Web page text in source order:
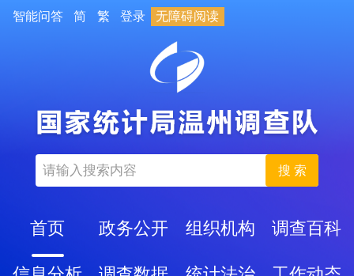
智能问答 简 繁 登录 无障碍阅读
搜 索
首页 政务公开 组织机构 调查百科